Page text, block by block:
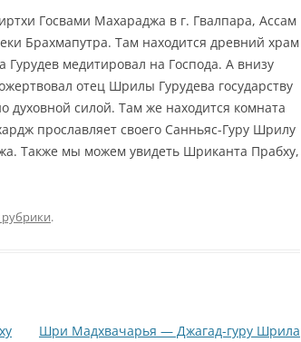
Госвами Махараджа в г. Гвалпара, Ассам
Брахмапутра. Там находится древний храм
медитировал на Господа. А внизу
отец Шрилы Гурудева государству
силой. Там же находится комната
прославляет своего Санньяс-Гуру Шрилу
Также мы можем увидеть Шриканта Прабху,
рубрики.
Шри Мадхвачарья — Джагад-гуру Шрила